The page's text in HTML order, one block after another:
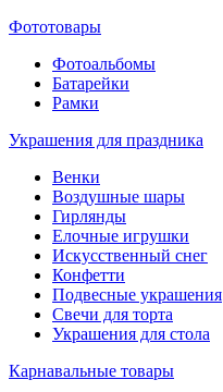
Фототовары
Фотоальбомы
Батарейки
Рамки
Украшения для праздника
Венки
Воздушные шары
Гирлянды
Елочные игрушки
Искусственный снег
Конфетти
Подвесные украшения
Свечи для торта
Украшения для стола
Карнавальные товары